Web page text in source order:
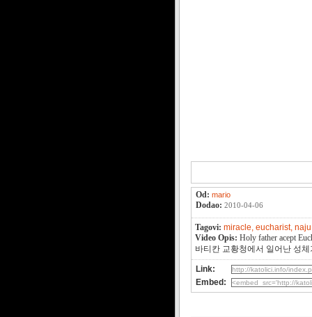
Od: mario
Dodao: 2010-04-06
Tagovi: miracle, eucharist,
Video Opis: Holy father acept
바티칸 교황청에서 일어난 성
Link:
Embed: